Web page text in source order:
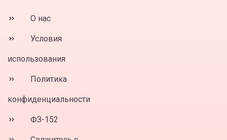
О нас
Условия
использования
Политика
конфиденциальности
ФЗ-152